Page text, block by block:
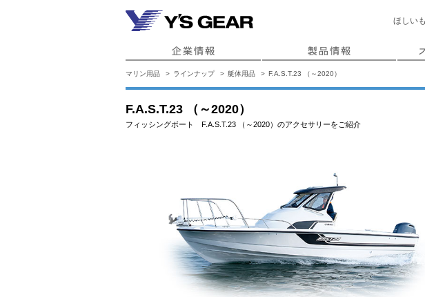
ほしい
マリン用品 ラインナップ 艇体用品 F.A.S.T.23 （～2020）
F.A.S.T.23 （～2020）
フィッシングボート F.A.S.T.23 （～2020）のアクセサリーをご紹介